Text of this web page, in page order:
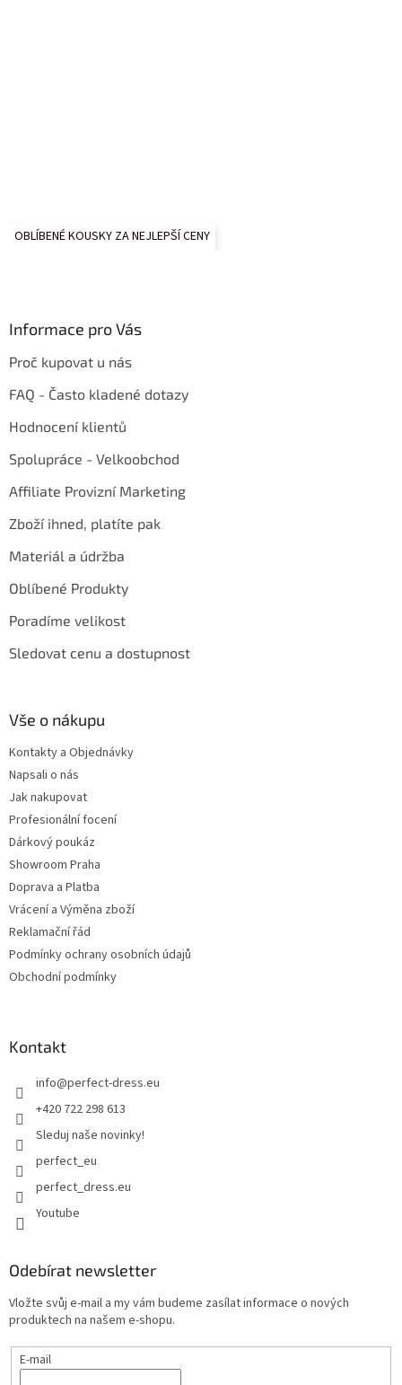
OBLÍBENÉ KOUSKY ZA NEJLEPŠÍ CENY
Informace pro Vás
Proč kupovat u nás
FAQ - Často kladené dotazy
Hodnocení klientů
Spolupráce - Velkoobchod
Affiliate Provizní Marketing
Zboží ihned, platíte pak
Materiál a údržba
Oblíbené Produkty
Poradíme velikost
Sledovat cenu a dostupnost
Vše o nákupu
Kontakty a Objednávky
Napsali o nás
Jak nakupovat
Profesionální focení
Dárkový poukáz
Showroom Praha
Doprava a Platba
Vrácení a Výměna zboží
Reklamační řád
Podmínky ochrany osobních údajů
Obchodní podmínky
Kontakt
info@perfect-dress.eu
+420 722 298 613
Sleduj naše novinky!
perfect_eu
perfect_dress.eu
Youtube
Odebírat newsletter
Vložte svůj e-mail a my vám budeme zasílat informace o nových
produktech na našem e-shopu.
E-mail